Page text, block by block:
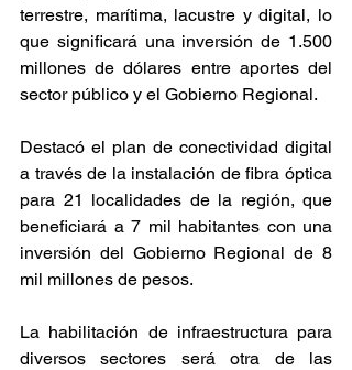
terrestre, marítima, lacustre y digital, lo
que significará una inversión de 1.500
millones de dólares entre aportes del
sector público y el Gobierno Regional.
Destacó el plan de conectividad digital
a través de la instalación de fibra óptica
para 21 localidades de la región, que
beneficiará a 7 mil habitantes con una
inversión del Gobierno Regional de 8
mil millones de pesos.
La habilitación de infraestructura para
diversos sectores será otra de las